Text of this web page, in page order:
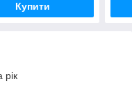
Купити
рік